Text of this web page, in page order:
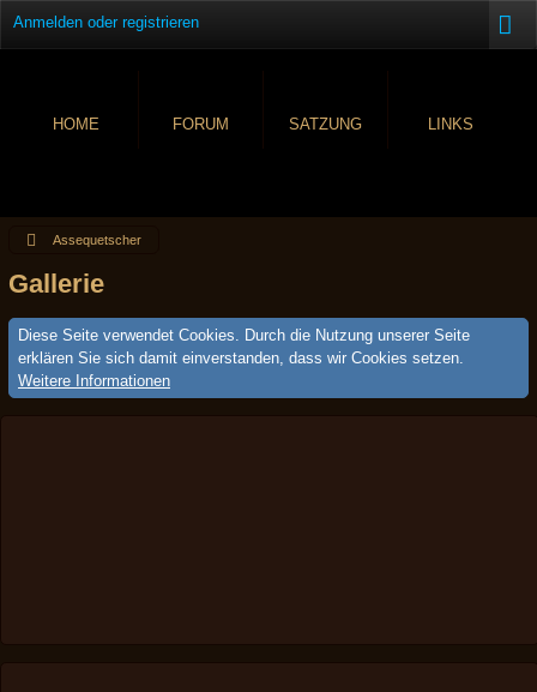
Anmelden oder registrieren
HOME FORUM SATZUNG LINKS
Assequetscher
Gallerie
Diese Seite verwendet Cookies. Durch die Nutzung unserer Seite
erklären Sie sich damit einverstanden, dass wir Cookies setzen.
Weitere Informationen